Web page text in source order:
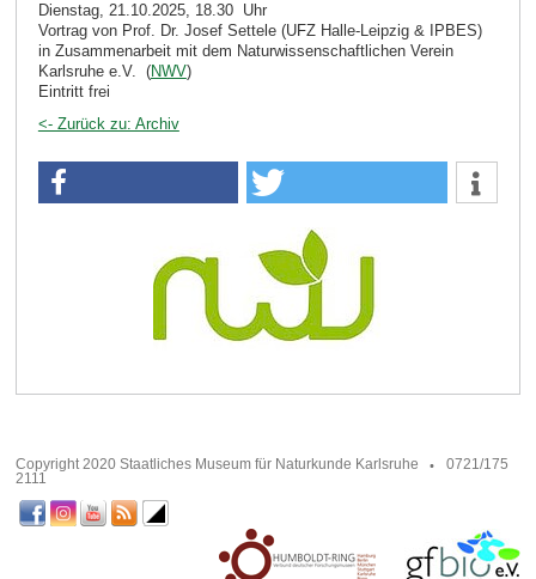
Dienstag, 21.10.2025, 18.30 Uhr
Vortrag von Prof. Dr. Josef Settele (UFZ Halle-Leipzig & IPBES)
in Zusammenarbeit mit dem Naturwissenschaftlichen Verein
Karlsruhe e.V. (NWV)
Eintritt frei
<- Zurück zu: Archiv
Copyright 2020 Staatliches Museum für Naturkunde Karlsruhe
0721/175
2111